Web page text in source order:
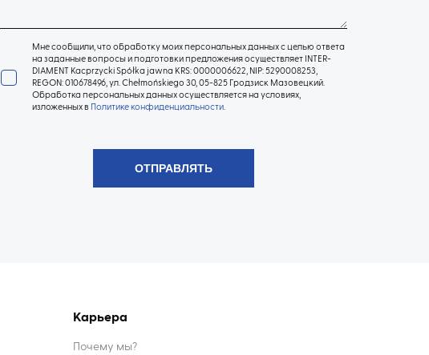
Мне сообщили, что обработку моих персональных данных с целью ответа
на заданные вопросы и подготовки предложения осуществляет INTER-
DIAMENT Kacprzycki Spółka jawna KRS: 0000006622, NIP: 5290008253,
REGON: 010678496, ул. Chełmońskiego 30, 05-825 Гродзиск Мазовецкий.
Обработка персональных данных осуществляется на условиях,
изложенных в Политике конфиденциальности.
Карьера
Почему мы?